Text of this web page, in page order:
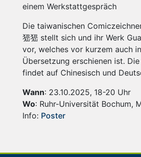
einem Werkstattgespräch
Die taiwanischen
峱峱 stellt sich und ihr Werk
vor, welches vor kurzem auch
Übersetzung erschienen ist.
findet auf Chinesisch und
Wann: 23.10.2025, 18-20 Uhr
Wo: Ruhr-Universität Bochum,
Info: Poster